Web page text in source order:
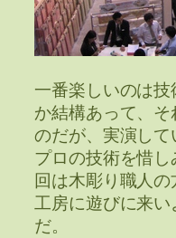
一番楽しいのは
か結構あって、
のだが、実演し
プロの技術を惜
回は木彫り職人
工房に遊びに来
だ。